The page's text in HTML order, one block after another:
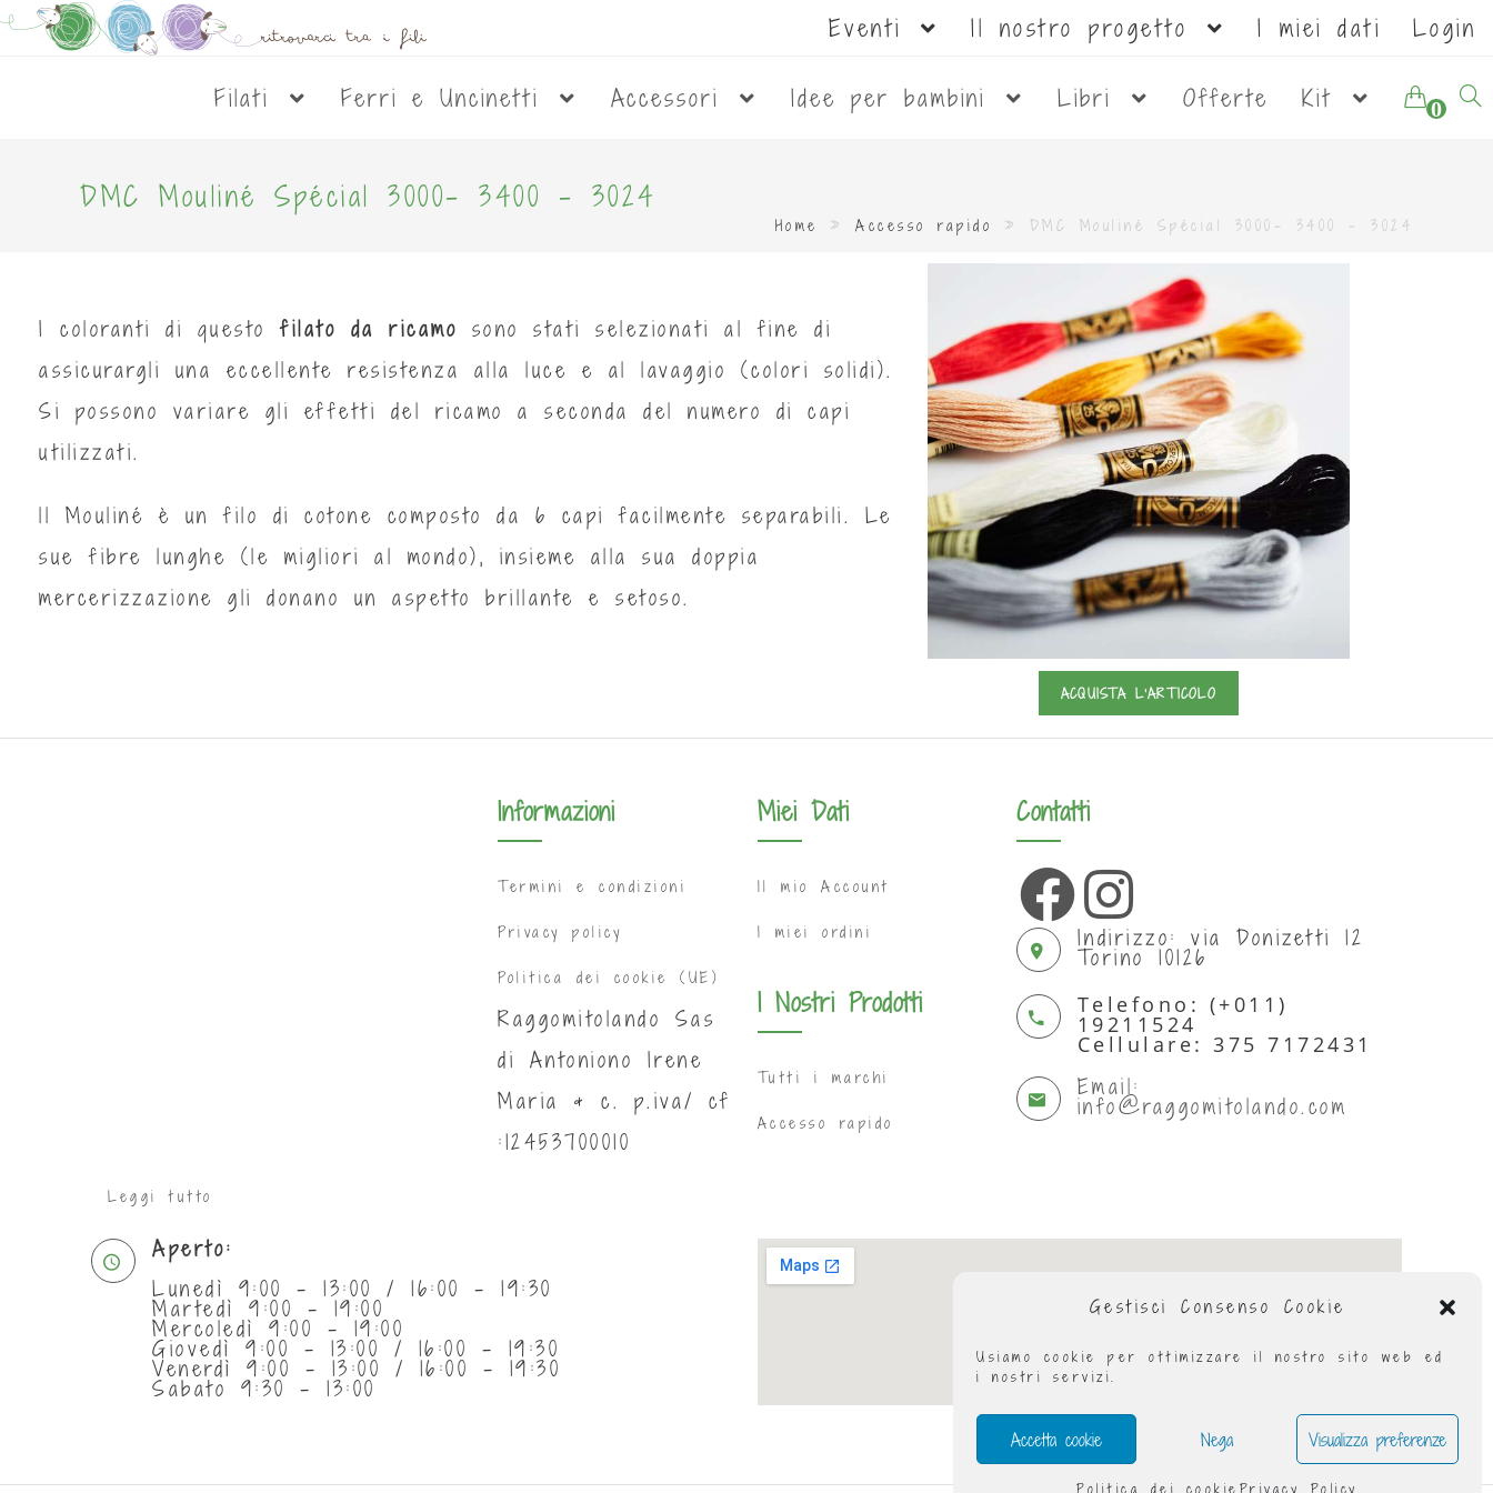
Gestisci Consenso Cookie
Usiamo cookie per ottimizzare il nostro sito web ed
i nostri servizi.
Accetta cookie Nega Visualizza preferenze
Politica dei cookie Privacy Policy
Eventi Il nostro progetto I miei dati Login
Filati Ferri e Uncinetti Accessori Idee per bambini Libri Offerte Kit 0
DMC Mouliné Spécial 3000- 3400 - 3024
Home » Accesso rapido » DMC Mouliné Spécial 3000- 3400 - 3024
I coloranti di questo filato da ricamo sono stati selezionati al fine di
assicurargli una eccellente resistenza alla luce e al lavaggio (colori solidi).
Si possono variare gli effetti del ricamo a seconda del numero di capi
utilizzati.
ll Mouliné è un filo di cotone composto da 6 capi facilmente separabili. Le
sue fibre lunghe (le migliori al mondo), insieme alla sua doppia
mercerizzazione gli donano un aspetto brillante e setoso.
ACQUISTA L'ARTICOLO
Leggi tutto
Informazioni
Termini e condizioni
Privacy policy
Politica dei cookie (UE)
Raggomitolando Sas
di Antoniono Irene
Maria & c. p.iva/ cf
:12453700010
Miei Dati
Il mio Account
I miei ordini
I Nostri Prodotti
Tutti i marchi
Accesso rapido
Contatti
Indirizzo: via Donizetti 12
Torino 10126
Telefono: (+011)
19211524
Cellulare: 375 7172431
Email:
info@raggomitolando.com
Aperto:
Lunedì 9:00 - 13:00 / 16:00 - 19:30
Martedì 9:00 - 19:00
Mercoledì 9:00 - 19:00
Giovedì 9:00 - 13:00 / 16:00 - 19:30
Venerdì 9:00 - 13:00 / 16:00 - 19:30
Sabato 9:30 - 13:00